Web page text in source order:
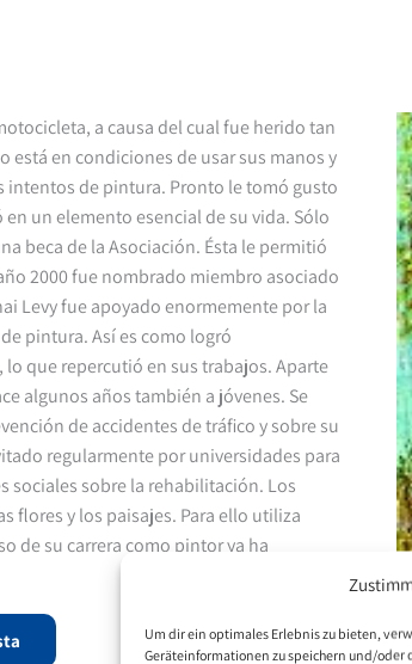
Um dir ein optimales Erlebnis zu bieten,
Geräteinformationen zu speichern und/oder
a causa del cual fue herido tan
está en condiciones de usar sus manos y
intentos de pintura. Pronto le tomó gusto
un elemento esencial de su vida. Sólo
beca de la Asociación. Ésta le permitió
2000 fue nombrado miembro asociado
Levy fue apoyado enormemente por la
pintura. Así es como logró
que repercutió en sus trabajos. Aparte
algunos años también a jóvenes. Se
de accidentes de tráfico y sobre su
regularmente por universidades para
sociales sobre la rehabilitación. Los
flores y los paisajes. Para ello utiliza
de su carrera como pintor ya ha